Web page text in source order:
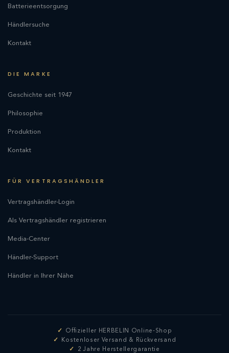
Batterieentsorgung
Händlersuche
Kontakt
DIE MARKE
Geschichte seit 1947
Philosophie
Produktion
Kontakt
FÜR VERTRAGSHÄNDLER
Vertragshändler-Login
Als Vertragshändler registrieren
Media-Center
Händler-Support
Händler in Ihrer Nähe
Offizieller HERBELIN Online-Shop
Kostenloser Versand & Rückversand
2 Jahre Herstellergarantie